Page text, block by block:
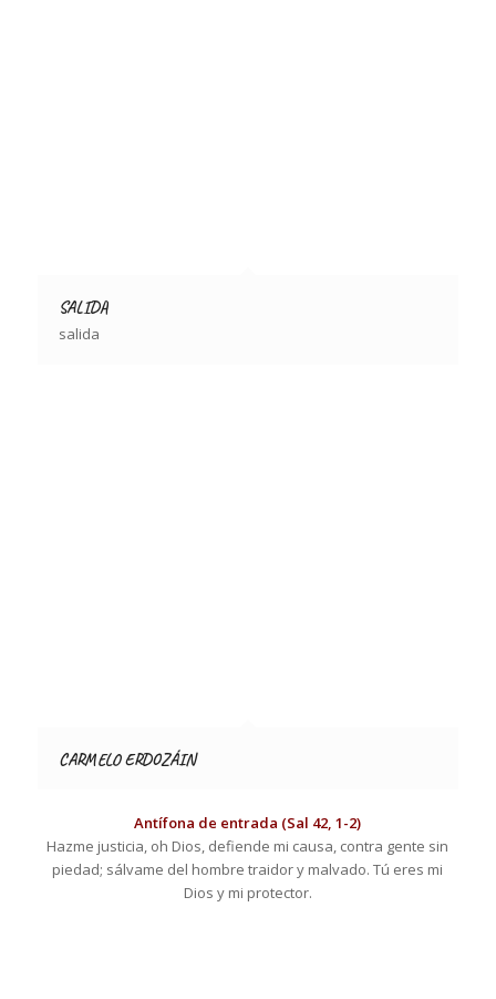
SALIDA
salida
CARMELO ERDOZÁIN
Antífona de entrada (Sal 42, 1-2)
Hazme justicia, oh Dios, defiende mi causa, contra gente sin
piedad; sálvame del hombre traidor y malvado. Tú eres mi
Dios y mi protector.